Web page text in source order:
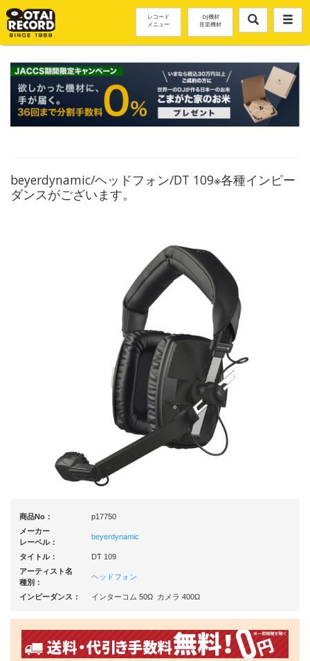
レコード
メニュー
DJ機材
音楽機材
beyerdynamic/ヘッドフォン/DT 109※各種インピー
ダンスがございます。
商品No：
p17750
メーカー
レーベル：
beyerdynamic
タイトル：
DT 109
アーティスト名
種別：
ヘッドフォン
インピーダンス： インターコム 50Ω カメラ 400Ω